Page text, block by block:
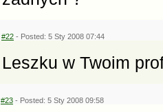
#22 - Posted: 5 Sty 2008 07:44
Leszku w Twoim
#23 - Posted: 5 Sty 2008 09:58